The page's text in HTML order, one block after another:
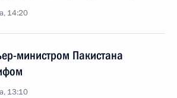
14:20
министром Пакистана
13:10